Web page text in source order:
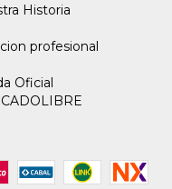
Historia
profesional
Oficial